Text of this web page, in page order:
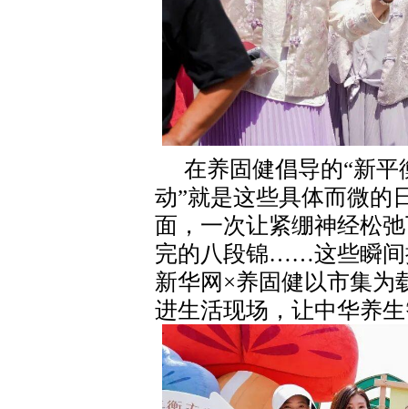
在养固健倡导的“新平
动”就是这些具体而微的
面，一次让紧绷神经松
完的八段锦……这些瞬间
新华网×养固健以市集为
进生活现场，让中华养